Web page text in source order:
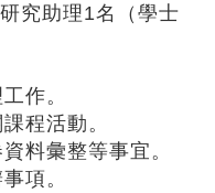
究助理1名（學士
作。
程活動。
料彙整等事宜。
項。